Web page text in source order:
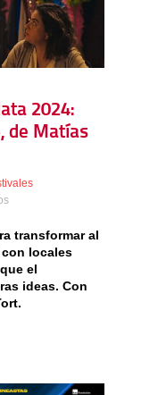
2024:
de Matías
transformar al
locales
el
ideas. Con